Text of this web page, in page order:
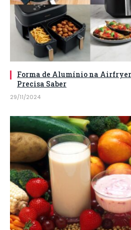
Forma de Alumínio na Airfryer:
Precisa Saber
29/11/2024